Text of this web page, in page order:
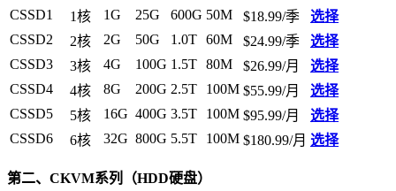
CSSD1
1核 1G 25G 600G 50M $18.99/季
选择
CSSD2
2核 2G 50G 1.0T 60M $24.99/季
选择
CSSD3
3核 4G 100G 1.5T 80M $26.99/月
选择
CSSD4
4核 8G 200G 2.5T 100M $55.99/月
选择
CSSD5
5核 16G 400G 3.5T 100M $95.99/月
选择
CSSD6
6核 32G 800G 5.5T 100M $180.99/月 选择
第二、CKVM系列（HDD硬盘）